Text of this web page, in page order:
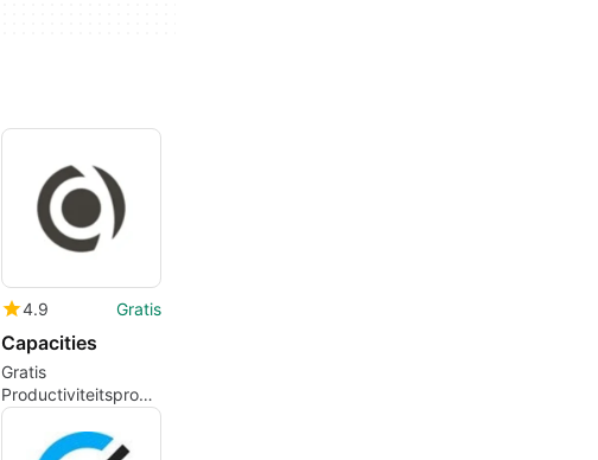
4.9 Gratis
Capacities
Gratis
Productiviteitsprogramma
voor Mac